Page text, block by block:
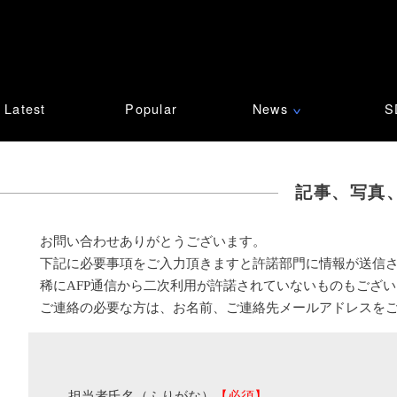
Latest Popular News ∨
記事、写真
お問い合わせありがとうございます。
下記に必要事項をご入力頂きますと許諾部門に情報が送信
稀にAFP通信から二次利用が許諾されていないものもござ
ご連絡の必要な方は、お名前、ご連絡先メールアドレスを